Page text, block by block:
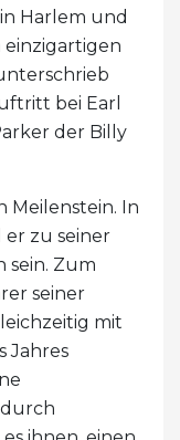
Harlem und
bei Earl
der Billy
Meilenstein. In
er zu seiner
sein. Zum
seiner
mit
Jahres